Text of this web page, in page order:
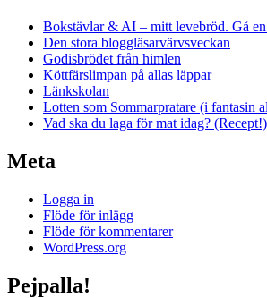
Bokstävlar & AI – mitt levebröd. Gå
Den stora bloggläsarvärvsveckan
Godisbrödet från himlen
Köttfärslimpan på allas läppar
Länkskolan
Lotten som Sommarpratare (i fantasin
Vad ska du laga för mat idag? (Recept!)
Meta
Logga in
Flöde för inlägg
Flöde för kommentarer
WordPress.org
Pejpalla!